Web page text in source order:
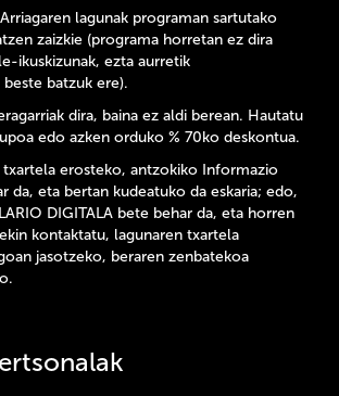
lagunak programan sartutako
zaizkie (programa horretan ez dira
ikuskizunak, ezta aurretik
batzuk ere).
dira, baina ez aldi berean. Hautatu
edo azken orduko % 70ko deskontua.
txartela erosteko, antzokiko Informazio
da, eta bertan kudeatuko da eskaria; edo,
DIGITALA bete behar da, eta horren
kontaktatu, lagunaren txartela
jasotzeko, beraren zenbatekoa